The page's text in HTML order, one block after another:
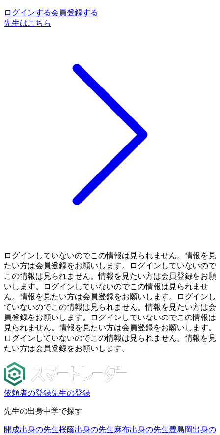
ログインする会員登録する
先生はこちら
ログインしていないのでこの情報は見られません。情報を見
たい方は会員登録をお願いします。ログインしていないので
この情報は見られません。情報を見たい方は会員登録をお願
いします。ログインしていないのでこの情報は見られませ
ん。情報を見たい方は会員登録をお願いします。ログインし
ていないのでこの情報は見られません。情報を見たい方は会
員登録をお願いします。ログインしていないのでこの情報は
見られません。情報を見たい方は会員登録をお願いします。
ログインしていないのでこの情報は見られません。情報を見
たい方は会員登録をお願いします。
依頼者の登録先生の登録
先生の出身中学で探す
開成出身の先生桜蔭出身の先生麻布出身の先生豊島岡出身の